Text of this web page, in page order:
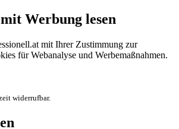
Werbung lesen
mit Ihrer Zustimmung zur
für Webanalyse und Werbemaßnahmen.
widerrufbar.